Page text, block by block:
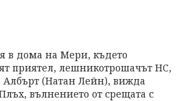
в дома на Мери, където
приятел, лешникотрошачът НС,
(Натан Лейн), вижда
вълнението от срещата с